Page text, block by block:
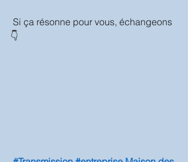
Si ça résonne pour vous, échangeons
👇